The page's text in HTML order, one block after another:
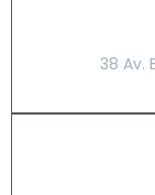
38 Av.